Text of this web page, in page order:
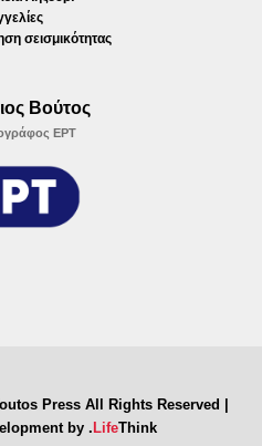
σεισμικότητας
Βούτος
ΕΡΤ
Press All Rights Reserved |
by . LifeThink